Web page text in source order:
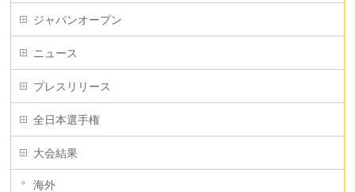
ジャパンオープン
ニュース
プレスリリース
全日本選手権
大会結果
海外